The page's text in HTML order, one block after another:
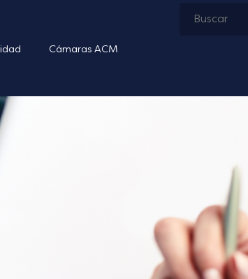
Cámaras ACM